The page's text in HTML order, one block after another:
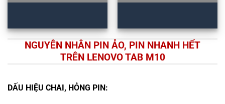
NGUYÊN NHÂN PIN ẢO, PIN NHANH HẾT
TRÊN LENOVO TAB M10
DẤU HIỆU CHAI, HỎNG PIN: